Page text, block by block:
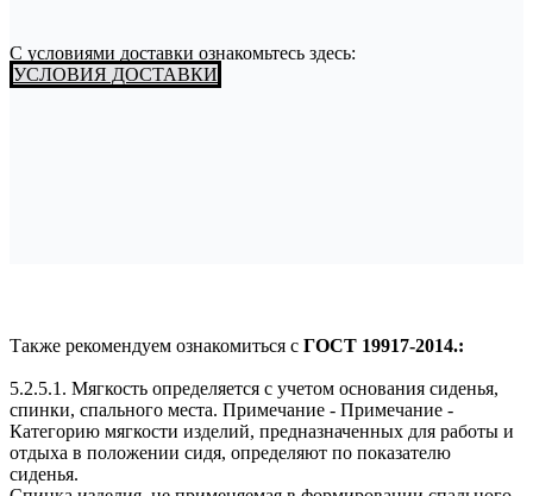
С условиями доставки ознакомьтесь здесь:
УСЛОВИЯ ДОСТАВКИ
Также рекомендуем ознакомиться с ГОСТ 19917-2014.:
5.2.5.1. Мягкость определяется с учетом основания сиденья,
спинки, спального места. Примечание - Примечание -
Категорию мягкости изделий, предназначенных для работы и
отдыха в положении сидя, определяют по показателю
сиденья.